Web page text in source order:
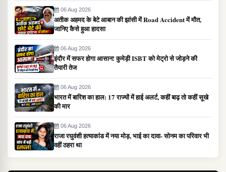
06 Aug 2026
अतीक अहमद के बेटे आबान की झांसी में Road Accident में मौत,
जानिए कैसे हुआ हादसा
06 Aug 2026
इंदौर में सफर होगा आसान! कुमेड़ी ISBT को मेट्रो से जोड़ने की
तैयारी तेज
06 Aug 2026
भारत में बारिश का हाल: 17 राज्यों में हाई अलर्ट, कहीं बाढ़ तो कहीं सूखे
की मार
06 Aug 2026
राजा रघुवंशी हत्याकांड में नया मोड़, भाई का दावा- सोनम का परिवार भी
वहीं ठहरा था